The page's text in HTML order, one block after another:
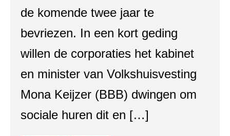
de komende twee jaar te
bevriezen. In een kort geding
willen de corporaties het kabinet
en minister van Volkshuisvesting
Mona Keijzer (BBB) dwingen om
sociale huren dit en […]